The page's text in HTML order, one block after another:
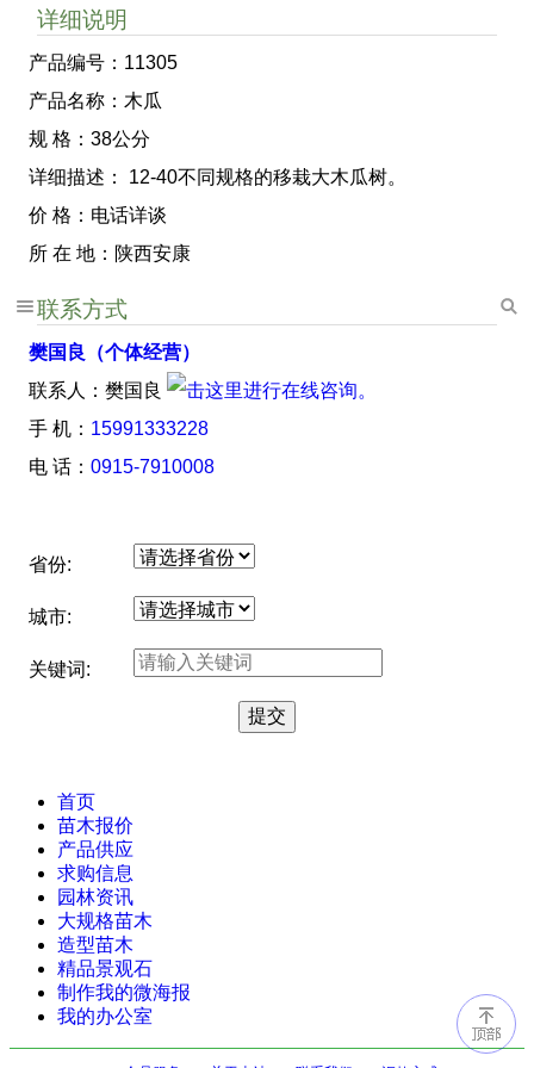
详细说明
产品编号：11305
产品名称：木瓜
规 格：38公分
详细描述： 12-40不同规格的移栽大木瓜树。
价 格：电话详谈
所 在 地：陕西安康
联系方式
樊国良（个体经营）
联系人：樊国良
手 机： 15991333228
电 话： 0915-7910008
省份:
城市:
关键词:
首页
苗木报价
产品供应
求购信息
园林资讯
大规格苗木
造型苗木
精品景观石
制作我的微海报
我的办公室